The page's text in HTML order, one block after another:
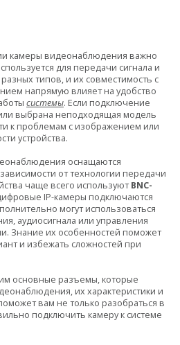
камеры видеонаблюдения важно
для передачи сигнала и
типов, и их совместимость с
напрямую влияет на удобство
системы. Если подключение
выбрана неподходящая модель
к проблемам с изображением или
устройства.
оснащаются
от технологии передачи
чаще всего используютBNC-
IP-камеры подключаются
могут использоваться
аудиосигнала или управления
Знание их особенностей поможет
и избежать сложностей при
основные разъемы, которые
их характеристики и
вам не только разобраться в
подключить камеру к системе